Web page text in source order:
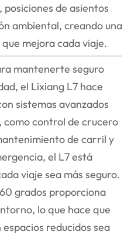
de asientos
ambiental, creando una
mejora cada viaje.
mantenerte seguro
el Lixiang L7 hace
sistemas avanzados
como control de crucero
de carril y
el L7 está
viaje sea más seguro.
grados proporciona
lo que hace que
reducidos sea